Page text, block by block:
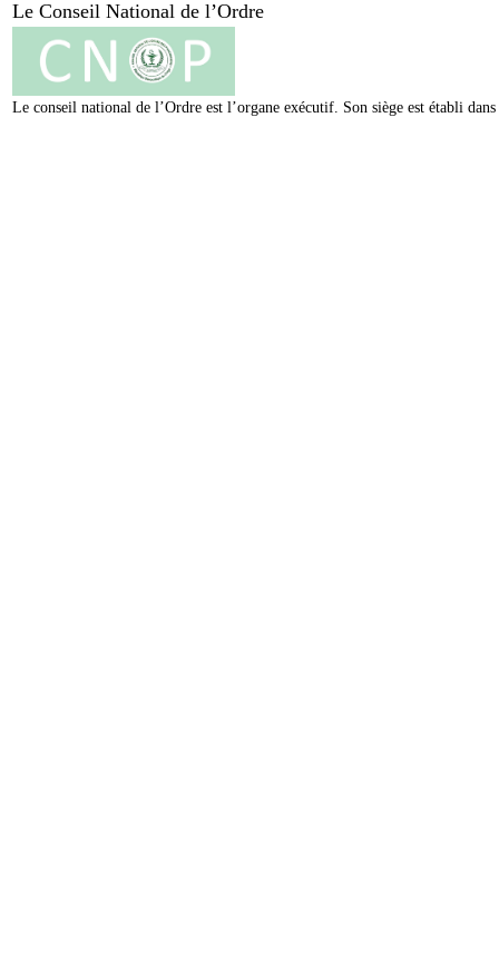
Le Conseil National de l’Ordre
Le conseil national de l’Ordre est l’organe exécutif. Son siège est établi